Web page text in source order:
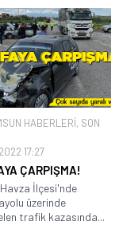
HABERLERİ, SON
17:27
ÇARPIŞMA!
İlçesi'nde
üzerinde
trafik kazasında...